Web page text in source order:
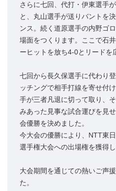
さらに七回、代打・伊東選手
と、丸山選手が送りバントを
ンス。続く道原選手の内野ゴ
場面をつくります。ここで石
ーヒットを放ち4-0とリードを
七回から長久保選手に代わり
ッチングで相手打線を寄せ付
手が三者凡退に切って取り、
みあった見事な試合運びを見
会優勝を決めました。
今大会の優勝により、NTT東
選手権大会への出場権を獲得し
大会期間を通じての熱いご声
た。